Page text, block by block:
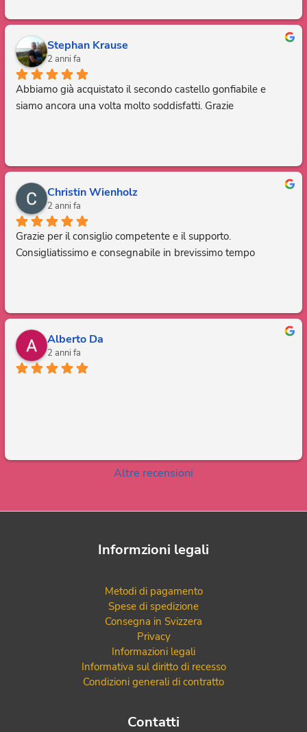
Stephan Krause
2 anni fa
Abbiamo già acquistato il secondo castello gonfiabile e
siamo ancora una volta molto soddisfatti. Grazie
Christin Wienholz
2 anni fa
Grazie per il consiglio competente e il supporto.
Consigliatissimo e consegnabile in brevissimo tempo
Alberto Da
2 anni fa
Altre recensioni
Informzioni legali
Metodi di pagamento
Spese di spedizione
Consegna in Svizzera
Privacy
Informazioni legali
Informativa sul diritto di recesso
Condizioni generali di contratto
Contatti